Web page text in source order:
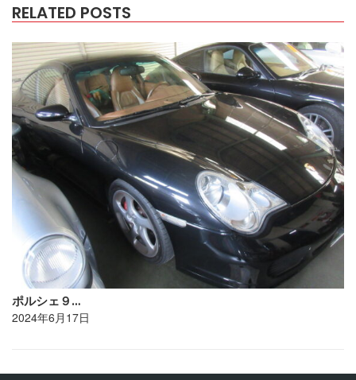
RELATED POSTS
ポルシェ９…
2024年6月17日